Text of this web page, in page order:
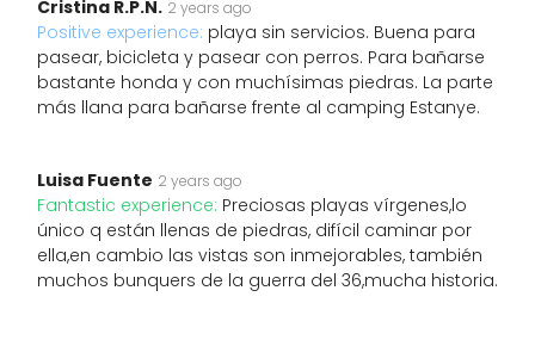
Cristina R.P.N. 2 years ago
Positive experience: playa sin servicios. Buena para
pasear, bicicleta y pasear con perros. Para bañarse
bastante honda y con muchísimas piedras. La parte
más llana para bañarse frente al camping Estanye.
Luisa Fuente 2 years ago
Fantastic experience: Preciosas playas vírgenes,lo
único q están llenas de piedras, difícil caminar por
ella,en cambio las vistas son inmejorables, también
muchos bunquers de la guerra del 36,mucha historia.